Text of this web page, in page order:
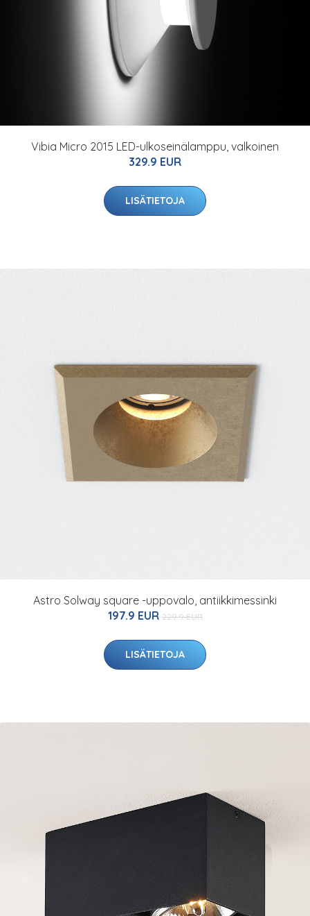
Vibia Micro 2015 LED-ulkoseinälamppu, valkoinen
329.9 EUR
LISÄTIETOJA
Astro Solway square -uppovalo, antiikkimessinki
197.9 EUR 229.9 EUR
LISÄTIETOJA